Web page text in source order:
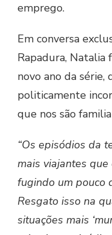
emprego.
Em conversa
Rapadura, Natalia
novo ano da
politicamente
que nos são
“Os episódios da
mais viajantes
fugindo um pouco
Resgato isso na
situações mais